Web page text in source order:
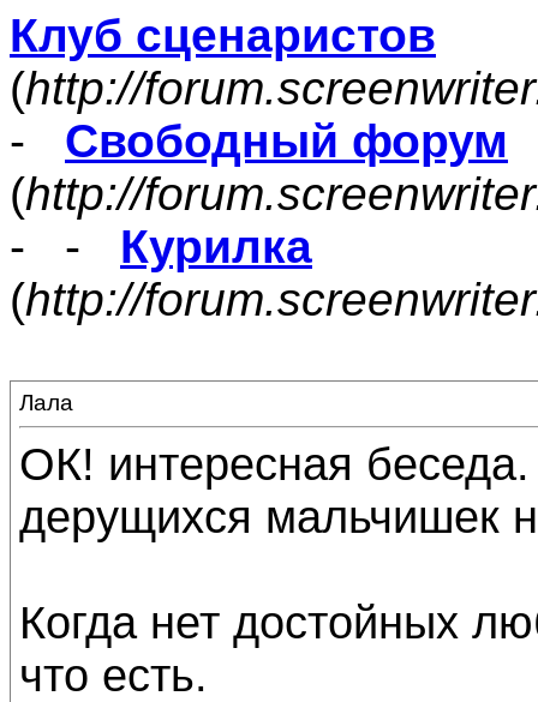
Клуб сценаристов
(http://
- Свободный форум
(http://
- - Курилка
(http://
Лала
ОК! интересная
дерущихся мальчишек
Когда нет достойных
что есть.